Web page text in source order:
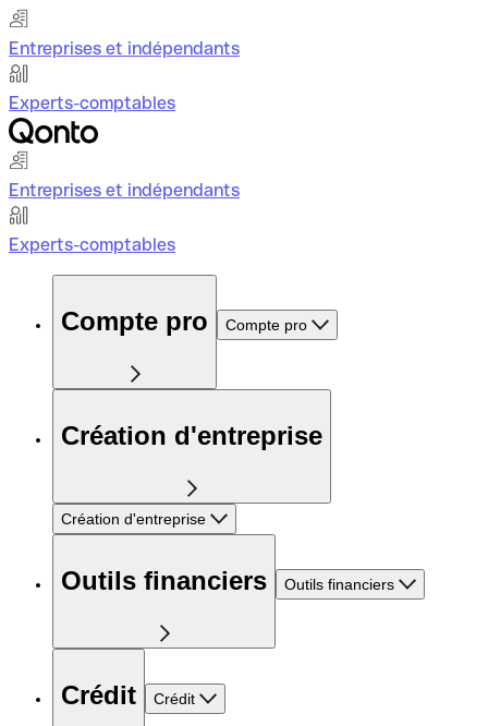
Entreprises et indépendants
Experts-comptables
Entreprises et indépendants
Experts-comptables
Compte pro Compte pro
Création d'entreprise
Création d'entreprise
Outils financiers Outils financiers
Crédit Crédit